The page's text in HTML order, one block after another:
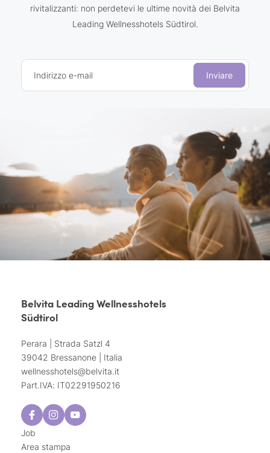
rivitalizzanti: non perdetevi le ultime novità dei Belvita
Leading Wellnesshotels Südtirol.
Indirizzo e-mail Inviare
Belvita Leading Wellnesshotels
Südtirol
Perara | Strada Satzl 4
39042 Bressanone | Italia
wellnesshotels@belvita.it
Part.IVA: IT02291950216
Job
Area stampa